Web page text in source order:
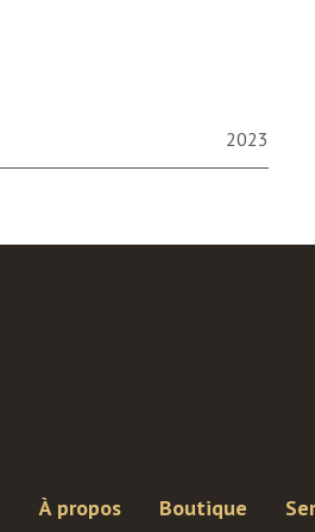
2023
À propos Boutique